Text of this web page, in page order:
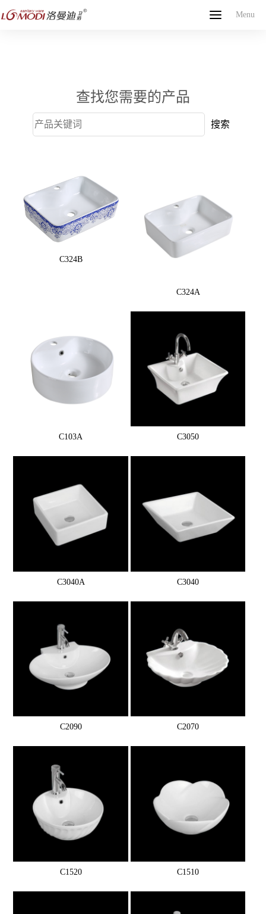
Menu
Menu
查找您需要的产品
C324B
C324A
C103A C3050
C3040A C3040
C2090 C2070
C1520 C1510